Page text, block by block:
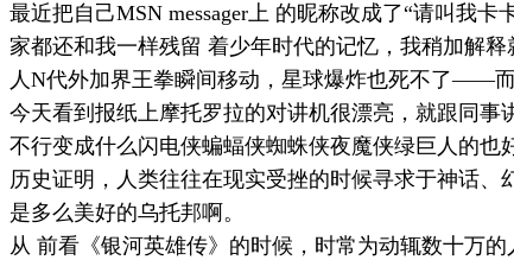
最近把自己MSN messager上 的昵称改成了“请叫我卡
家都还和我一样残留 着少年时代的记忆，我稍加解
人N代外加界王拳瞬间移动，星球爆炸也死不了——
今天看到报纸上摩托罗拉的对讲机很漂亮，就跟同
不行变成什么闪电侠蝙蝠侠蜘蛛侠夜魔侠绿巨人的也
历史证明，人类往往在现实受挫的时候寻求于神话
是多么美好的乌托邦啊。
从 前看《银河英雄传》的时候，时常为动辄数十万